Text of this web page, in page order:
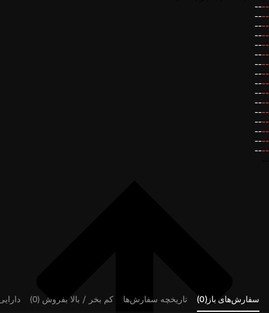
--
--
--
--
--
--
--
--
--
--
--
--
--
--
--
--
--
--
--
--
--
--
--
--
--
--
--
--
--
--
--
--
سفارش‌های باز(0) تاریخچه سفارش‌ها کم بخر / بالا بفروش (0)